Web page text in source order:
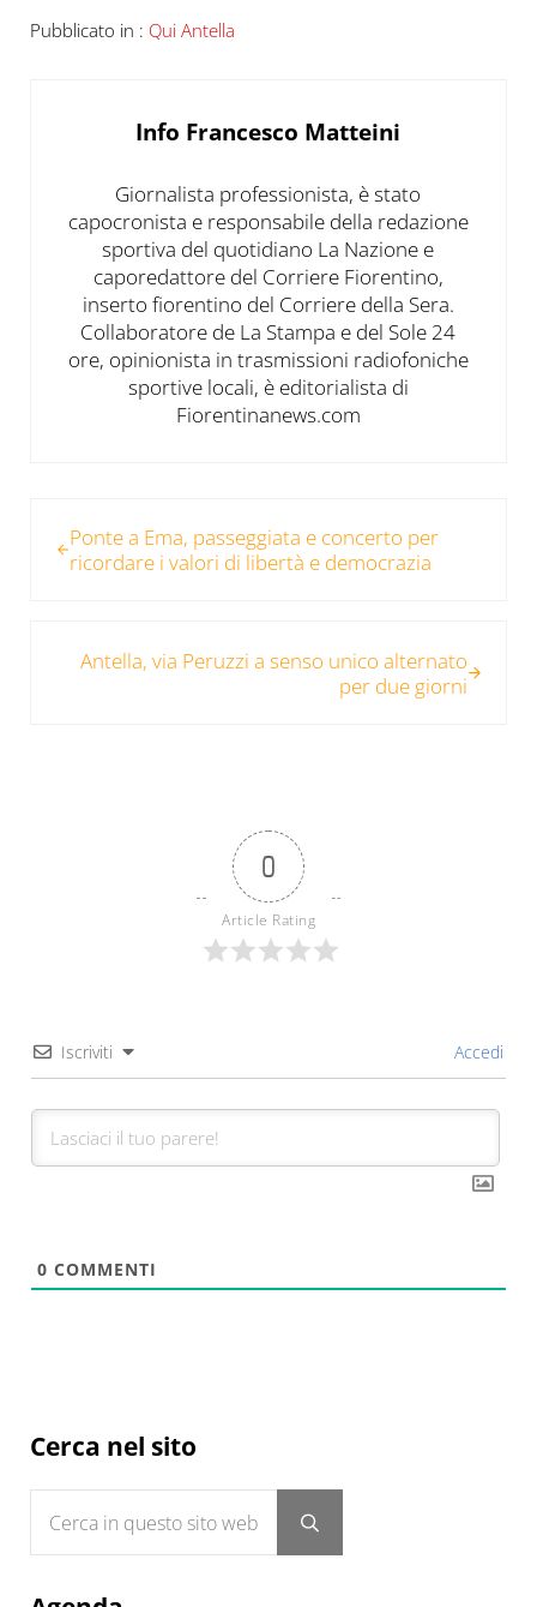
Pubblicato in : Qui Antella
Info Francesco Matteini
Giornalista professionista, è stato
capocronista e responsabile della redazione
sportiva del quotidiano La Nazione e
caporedattore del Corriere Fiorentino,
inserto fiorentino del Corriere della Sera.
Collaboratore de La Stampa e del Sole 24
ore, opinionista in trasmissioni radiofoniche
sportive locali, è editorialista di
Fiorentinanews.com
Ponte a Ema, passeggiata e concerto per
ricordare i valori di libertà e democrazia
Antella, via Peruzzi a senso unico alternato
per due giorni
0
Article Rating
Iscriviti Accedi
0 COMMENTI
Sidebar
Cerca nel sito
Submit search